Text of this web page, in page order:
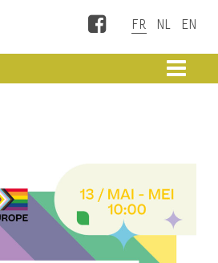
Facebook